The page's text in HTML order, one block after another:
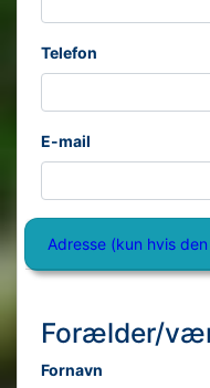
Telefon
E-mail
Adresse (kun hvis
Forælder/
Fornavn